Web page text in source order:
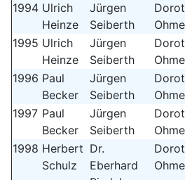
1994 Ulrich
Heinze
Jürgen
Seiberth
1995 Ulrich
Heinze
Jürgen
Seiberth
1996 Paul
Becker
Jürgen
Seiberth
1997 Paul
Becker
Jürgen
Seiberth
1998 Herbert
Schulz
Dr.
Eberhard